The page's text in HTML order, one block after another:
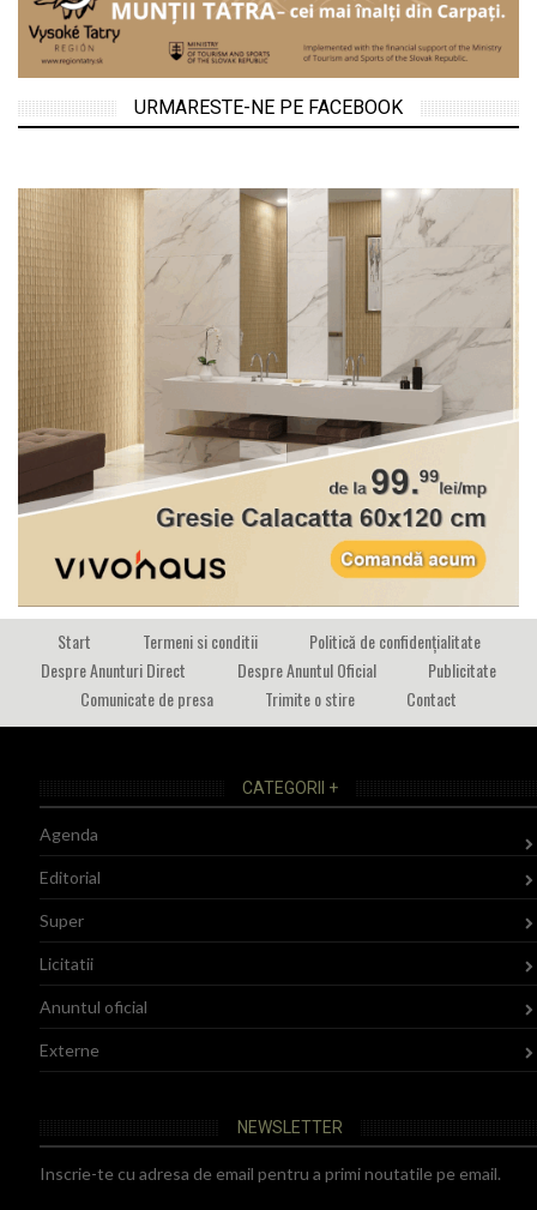
URMARESTE-NE PE FACEBOOK
Start Termeni si conditii
Politică de confidențialitate
Despre Anunturi Direct
Despre Anuntul Oficial
Publicitate
Comunicate de presa
Trimite o stire Contact
CATEGORII +
Agenda
Editorial
Super
Licitatii
Anuntul oficial
Externe
NEWSLETTER
Inscrie-te cu adresa de email pentru a primi noutatile pe email.